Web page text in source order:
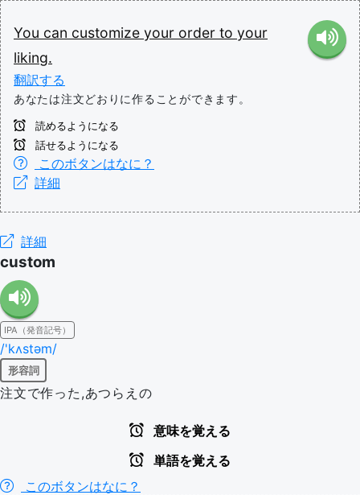
You can customize your order to your
liking.
翻訳する
あなたは注文どおりに作ることができます。
読めるようになる
話せるようになる
このボタンはなに？
詳細
詳細
custom
IPA（発音記号）
/'kʌstəm/
形容詞
注文で作った,あつらえの
意味を覚える
単語を覚える
このボタンはなに？